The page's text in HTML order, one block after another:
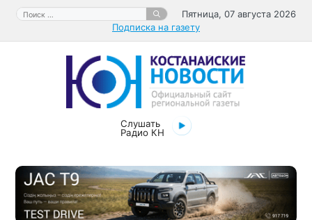
Перейти
содержимому
Поиск:
Пятница, 07 августа 2026
Подписка на газету
Слушать
Радио КН